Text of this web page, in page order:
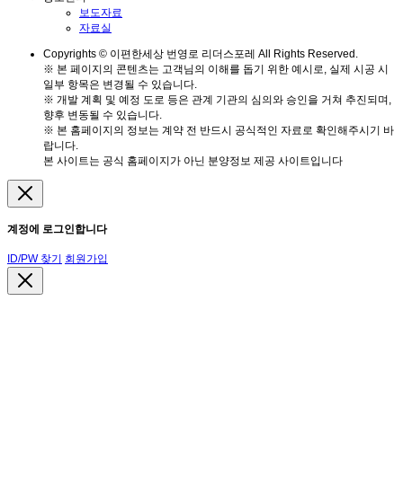
보도자료
자료실
Copyrights © 이편한세상 번영로 리더스포레 All Rights Reserved.
※ 본 페이지의 콘텐츠는 고객님의 이해를 돕기 위한 예시로, 실제 시공 시
일부 항목은 변경될 수 있습니다.
※ 개발 계획 및 예정 도로 등은 관계 기관의 심의와 승인을 거쳐 추진되며,
향후 변동될 수 있습니다.
※ 본 홈페이지의 정보는 계약 전 반드시 공식적인 자료로 확인해주시기 바
랍니다.
본 사이트는 공식 홈페이지가 아닌 분양정보 제공 사이트입니다
계정에 로그인합니다
ID/PW 찾기 회원가입